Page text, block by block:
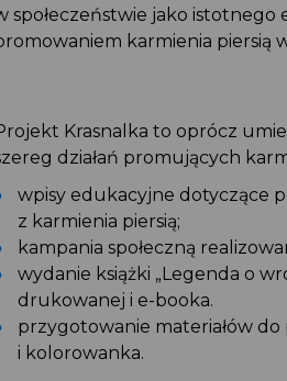
w społeczeństwie jako
promowaniem karmienia piersią
Projekt Krasnalka to oprócz
szereg działań promujących
wpisy edukacyjne dotyczące
z karmienia piersią;
kampania społeczną
wydanie książki „Legenda o
drukowanej i e-booka.
przygotowanie materiałów
i kolorowanka.